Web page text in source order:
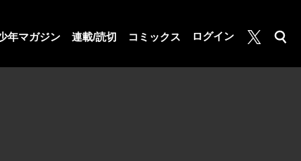
年マガジン 連載/読切 コミックス ログイン
月マガ基地
検索